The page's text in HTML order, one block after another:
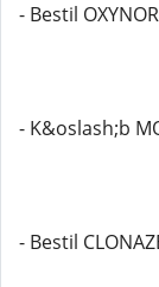
- Bestil
- K&oslash;b
- Bestil